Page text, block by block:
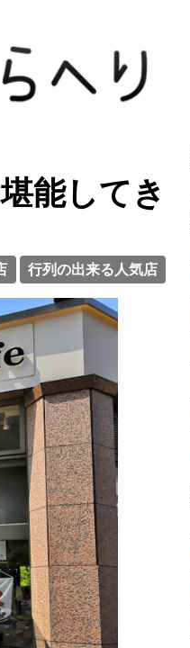
能してき
行列の出来る人気店